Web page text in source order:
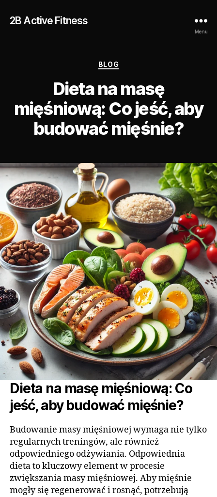
2B Active Fitness
Menu
Kategorie
BLOG
Dieta na masę
mięśniową: Co jeść, aby
budować mięśnie?
Dieta na masę mięśniową: Co
jeść, aby budować mięśnie?
Budowanie masy mięśniowej wymaga nie tylko
regularnych treningów, ale również
odpowiedniego odżywiania. Odpowiednia
dieta to kluczowy element w procesie
zwiększania masy mięśniowej. Aby mięśnie
mogły się regenerować i rosnąć, potrzebują